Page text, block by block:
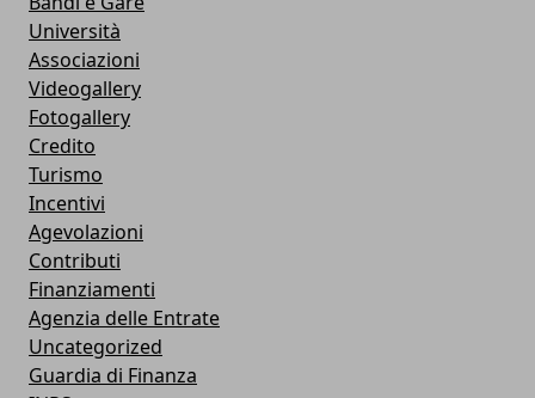
Università
Associazioni
Videogallery
Fotogallery
Credito
Turismo
Incentivi
Agevolazioni
Contributi
Finanziamenti
Agenzia delle Entrate
Uncategorized
Guardia di Finanza